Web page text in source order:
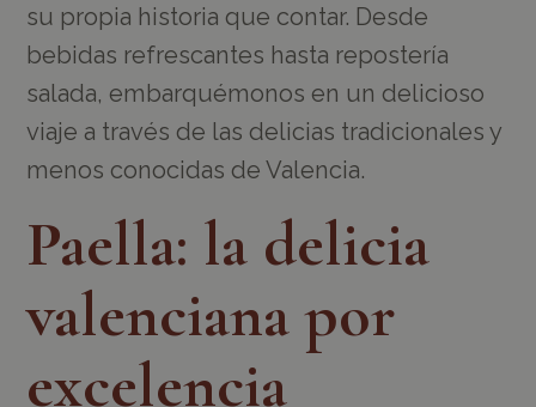
su propia historia que contar. Desde
bebidas refrescantes hasta repostería
salada, embarquémonos en un delicioso
viaje a través de las delicias tradicionales y
menos conocidas de Valencia.
Paella: la delicia
valenciana por
excelencia